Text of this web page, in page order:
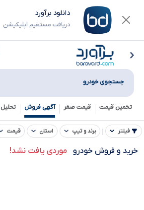
دانلود برآورد
دریافت مستقیم اپلیکیشن
جستجوی خودرو
تخمین قیمت قیمت صفر آگهی فروش تحلیل
فیلتر برند و تیپ استان قیمت
خرید و فروش خودرو موردی یافت نشد!